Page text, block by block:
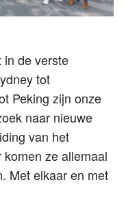
in de verste
tot
Peking zijn onze
naar nieuwe
van het
ze allemaal
Met elkaar en met